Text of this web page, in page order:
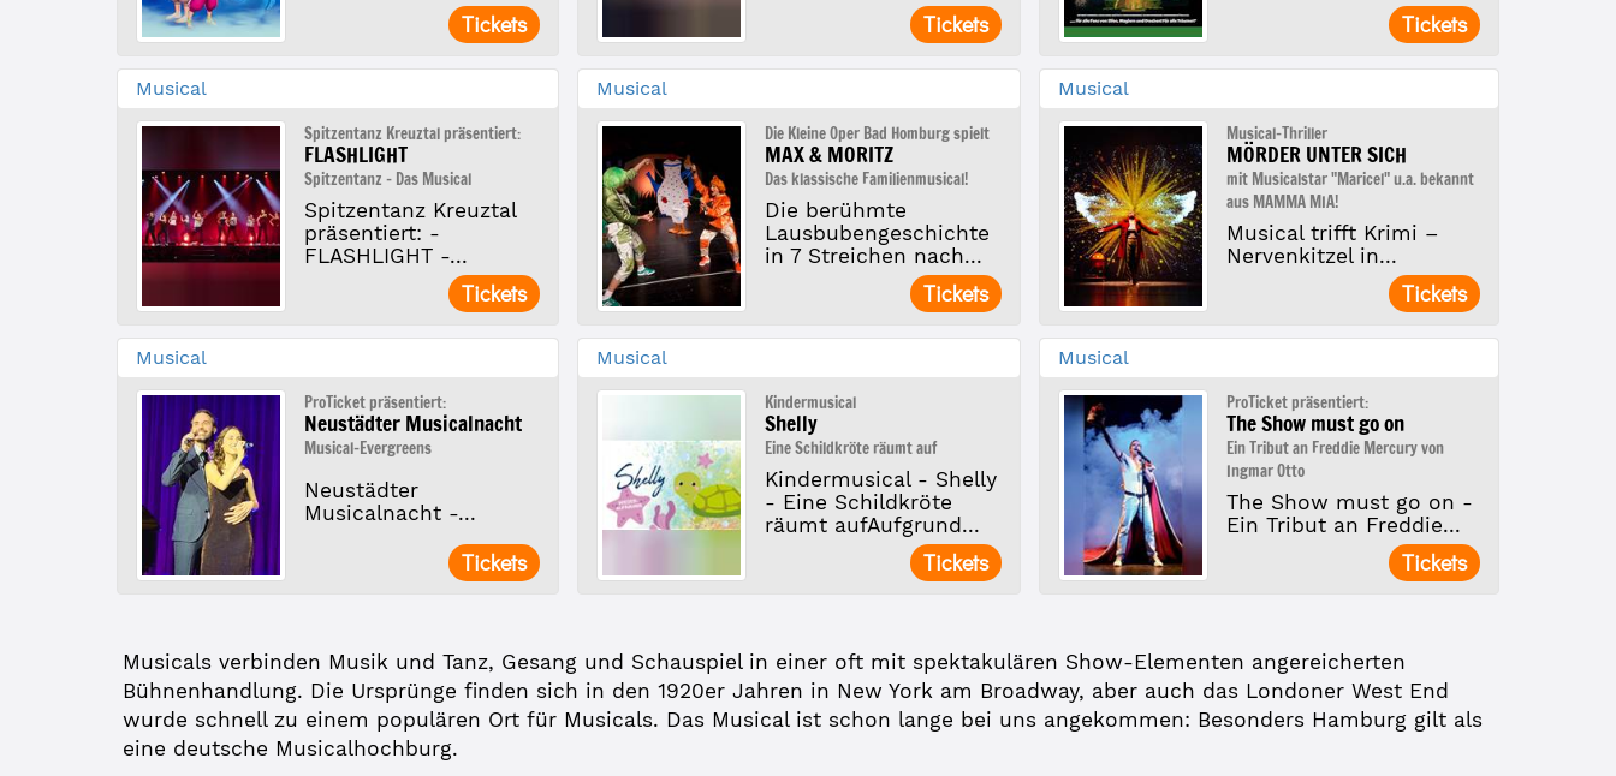
Tickets Tickets Tickets
Musical
Spitzentanz Kreuztal präsentiert:
FLASHLIGHT
Spitzentanz - Das Musical
Spitzentanz Kreuztal
präsentiert: -
FLASHLIGHT -...
Tickets
Musical
Die Kleine Oper Bad Homburg spielt
MAX & MORITZ
Das klassische Familienmusical!
Die berühmte
Lausbubengeschichte
in 7 Streichen nach...
Tickets
Musical
Musical-Thriller
MÖRDER UNTER SICH
mit Musicalstar "Maricel" u.a. bekannt
aus MAMMA MIA!
Musical trifft Krimi –
Nervenkitzel in...
Tickets
Musical
ProTicket präsentiert:
Neustädter Musicalnacht
Musical-Evergreens
Neustädter
Musicalnacht -...
Tickets
Musical
Kindermusical
Shelly
Eine Schildkröte räumt auf
Kindermusical - Shelly
- Eine Schildkröte
räumt aufAufgrund...
Tickets
Musical
ProTicket präsentiert:
The Show must go on
Ein Tribut an Freddie Mercury von
Ingmar Otto
The Show must go on -
Ein Tribut an Freddie...
Tickets
Musicals verbinden Musik und Tanz, Gesang und Schauspiel in einer oft mit spektakulären Show-Elementen angereicherten
Bühnenhandlung. Die Ursprünge finden sich in den 1920er Jahren in New York am Broadway, aber auch das Londoner West End
wurde schnell zu einem populären Ort für Musicals. Das Musical ist schon lange bei uns angekommen: Besonders Hamburg gilt als
eine deutsche Musicalhochburg.